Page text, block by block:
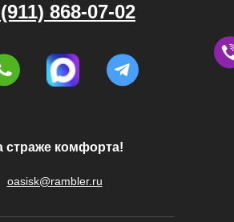
oasisk@rambler.ru
страже комфорта!
868-07-02